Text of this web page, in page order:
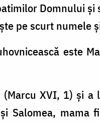
Domnului
pe scurt numele
este
XVI, 1) şi a
Salomea, mama